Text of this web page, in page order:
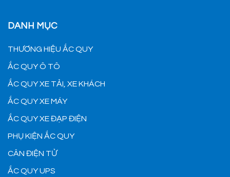
DANH MỤC
THƯƠNG HIỆU ẮC QUY
ẮC QUY Ô TÔ
ẮC QUY XE TẢI, XE KHÁCH
ẮC QUY XE MÁY
ẮC QUY XE ĐẠP ĐIỆN
PHỤ KIỆN ẮC QUY
CÂN ĐIỆN TỬ
ẮC QUY UPS